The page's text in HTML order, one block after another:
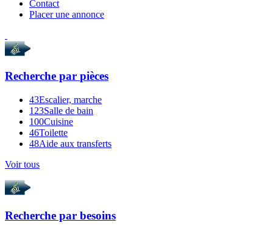
Contact
Placer une annonce
Recherche par pièces
43Escalier, marche
123Salle de bain
100Cuisine
46Toilette
48Aide aux transferts
Voir tous
Recherche par besoins